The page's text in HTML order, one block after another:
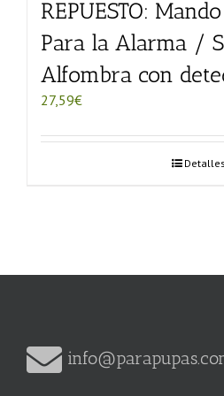
REPUESTO:
Para la Alarma /
Alfombra con
27,59€
Detalles